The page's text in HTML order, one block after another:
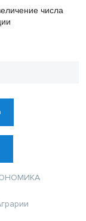
числа